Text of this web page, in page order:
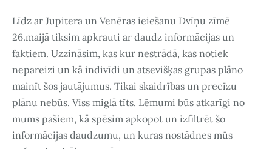
Līdz ar Jupitera un Venēras ieiešanu Dvīņu zīmē
26.maijā tiksim apkrauti ar daudz informācijas un
faktiem. Uzzināsim, kas kur nestrādā, kas notiek
nepareizi un kā indivīdi un atsevišķas grupas plāno
mainīt šos jautājumus. Tikai skaidrības un precīzu
plānu nebūs. Viss miglā tīts. Lēmumi būs atkarīgi no
mums pašiem, kā spēsim apkopot un izfiltrēt šo
informācijas daudzumu, un kuras nostādnes mūs